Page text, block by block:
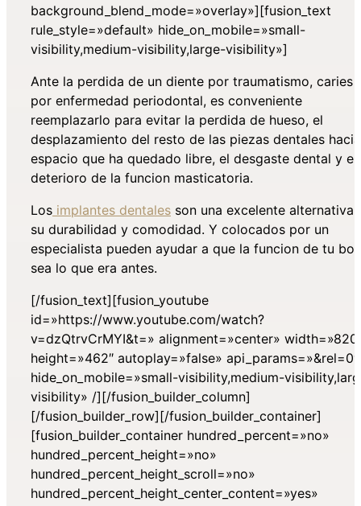
background_blend_mode=»overlay»][fusion_text
rule_style=»default» hide_on_mobile=»small-
visibility,medium-visibility,large-visibility»]
Ante la perdida de un diente por traumatismo, caries
por enfermedad periodontal, es conveniente
reemplazarlo para evitar la perdida de hueso, el
desplazamiento del resto de las piezas dentales
espacio que ha quedado libre, el desgaste dental y el
deterioro de la funcion masticatoria.
Los implantes dentales son una excelente alternativa
su durabilidad y comodidad. Y colocados por un
especialista pueden ayudar a que la funcion de tu
sea lo que era antes.
[/fusion_text][fusion_youtube
id=»https://www.youtube.com/watch?
v=dzQtrvCrMYI&t=» alignment=»center»
height=»462″ autoplay=»false» api_params=»&rel=0″
hide_on_mobile=»small-visibility,medium-
visibility» /][/fusion_builder_column]
[/fusion_builder_row][/fusion_builder_container]
[fusion_builder_container hundred_percent=»no»
hundred_percent_height=»no»
hundred_percent_height_scroll=»no»
hundred_percent_height_center_content=»yes»